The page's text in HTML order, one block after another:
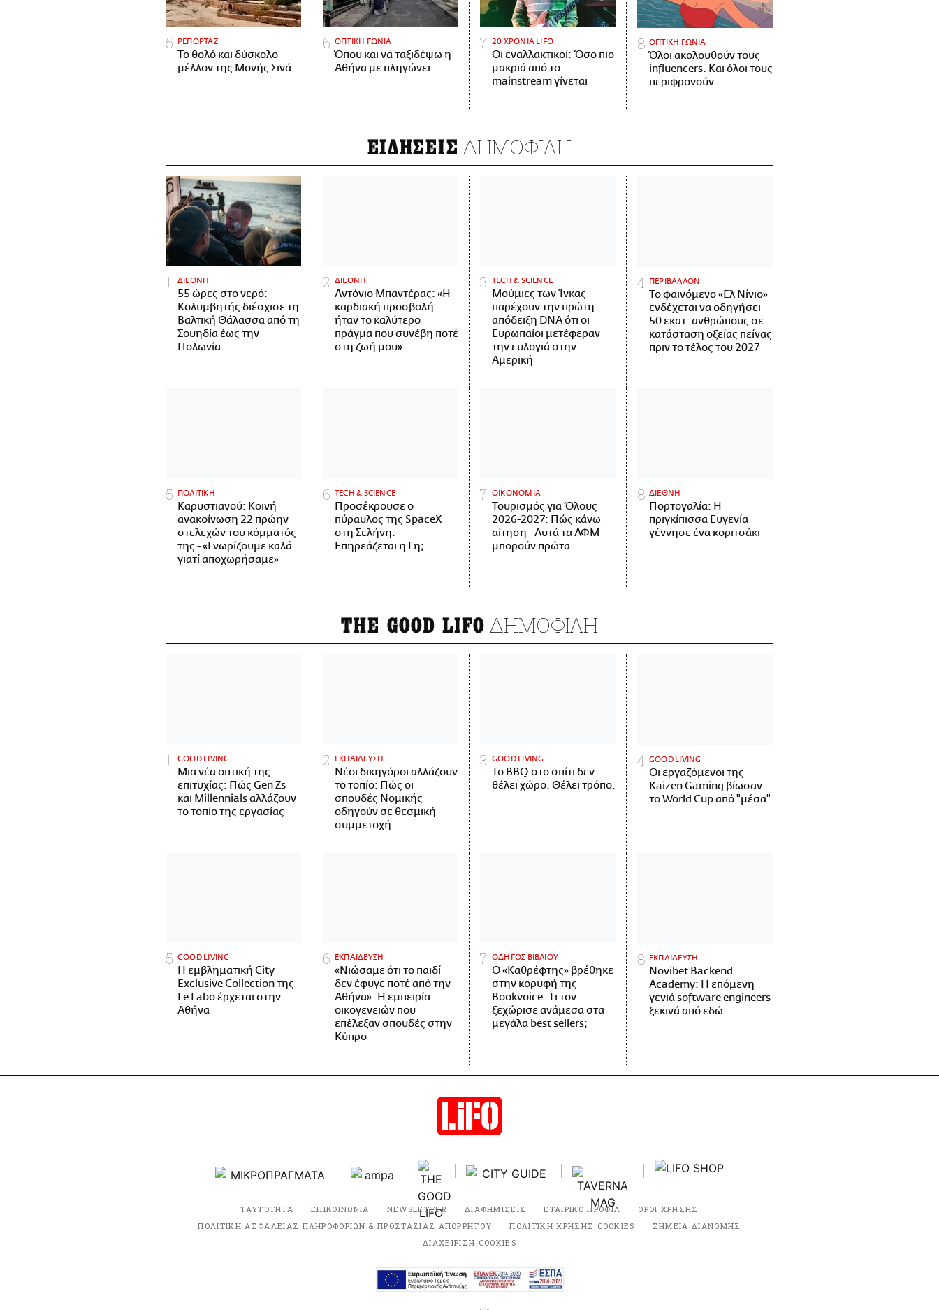
ΡΕΠΟΡΤΑΖ
Το θολό και δύσκολο
μέλλον της Μονής Σινά
ΟΠΤΙΚΗ ΓΩΝΙΑ
Όπου και να ταξιδέψω η
Αθήνα με πληγώνει
20 ΧΡΟΝΙΑ LIFO
Οι εναλλακτικοί: Όσο πιο
μακριά από το
mainstream γίνεται
ΟΠΤΙΚΗ ΓΩΝΙΑ
Όλοι ακολουθούν τους
influencers. Και όλοι τους
περιφρονούν.
ΕΙΔΗΣΕΙΣ ΔΗΜΟΦΙΛΗ
ΔΙΕΘΝΗ
55 ώρες στο νερό:
Κολυμβητής διέσχισε τη
Βαλτική Θάλασσα από τη
Σουηδία έως την
Πολωνία
ΔΙΕΘΝΗ
Αντόνιο Μπαντέρας: «Η
καρδιακή προσβολή
ήταν το καλύτερο
πράγμα που συνέβη ποτέ
στη ζωή μου»
ΤECH & SCIENCE
Μούμιες των Ίνκας
παρέχουν την πρώτη
απόδειξη DNA ότι οι
Ευρωπαίοι μετέφεραν
την ευλογιά στην
Αμερική
ΠΕΡΙΒΑΛΛΟΝ
Το φαινόμενο «Ελ Νίνιο»
ενδέχεται να οδηγήσει
50 εκατ. ανθρώπους σε
κατάσταση οξείας πείνας
πριν το τέλος του 2027
ΠΟΛΙΤΙΚΗ
Καρυστιανού: Κοινή
ανακοίνωση 22 πρώην
στελεχών του κόμματός
της - «Γνωρίζουμε καλά
γιατί αποχωρήσαμε»
ΤECH & SCIENCE
Προσέκρουσε ο
πύραυλος της SpaceX
στη Σελήνη:
Επηρεάζεται η Γη;
ΟΙΚΟΝΟΜΙΑ
Τουρισμός για Όλους
2026-2027: Πώς κάνω
αίτηση - Αυτά τα ΑΦΜ
μπορούν πρώτα
ΔΙΕΘΝΗ
Πορτογαλία: Η
πριγκίπισσα Ευγενία
γέννησε ένα κοριτσάκι
THE GOOD LIFO ΔΗΜΟΦΙΛΗ
GOOD LIVING
Μια νέα οπτική της
επιτυχίας: Πώς Gen Zs
και Millennials αλλάζουν
το τοπίο της εργασίας
ΕΚΠΑΙΔΕΥΣΗ
Νέοι δικηγόροι αλλάζουν
το τοπίο: Πώς οι
σπουδές Νομικής
οδηγούν σε θεσμική
συμμετοχή
GOOD LIVING
Το BBQ στο σπίτι δεν
θέλει χώρο. Θέλει τρόπο.
GOOD LIVING
Οι εργαζόμενοι της
Kaizen Gaming βίωσαν
το World Cup από "μέσα"
GOOD LIVING
Η εμβληματική City
Exclusive Collection της
Le Labo έρχεται στην
Αθήνα
ΕΚΠΑΙΔΕΥΣΗ
«Νιώσαμε ότι το παιδί
δεν έφυγε ποτέ από την
Αθήνα»: Η εμπειρία
οικογενειών που
επέλεξαν σπουδές στην
Κύπρο
ΟΔΗΓΟΣ ΒΙΒΛΙΟΥ
Ο «Καθρέφτης» βρέθηκε
στην κορυφή της
Bookvoice. Τι τον
ξεχώρισε ανάμεσα στα
μεγάλα best sellers;
ΕΚΠΑΙΔΕΥΣΗ
Novibet Backend
Academy: Η επόμενη
γενιά software engineers
ξεκινά από εδώ
ΤΑΥΤΟΤΗΤΑ ΕΠΙΚΟΙΝΩΝΙΑ NEWSLETTER ΔΙΑΦΗΜΙΣΕΙΣ ΕΤΑΙΡΙΚΟ ΠΡΟΦΙΛ
ΟΡΟΙ ΧΡΗΣΗΣ
ΠΟΛΙΤΙΚΗ ΑΣΦΑΛΕΙΑΣ ΠΛΗΡΟΦΟΡΙΩΝ & ΠΡΟΣΤΑΣΙΑΣ ΑΠΟΡΡΗΤΟΥ
ΠΟΛΙΤΙΚΗ ΧΡΗΣΗΣ COOKIES
ΣΗΜΕΙΑ ΔΙΑΝΟΜΗΣ
ΔΙΑΧΕΙΡΙΣΗ COOKIES